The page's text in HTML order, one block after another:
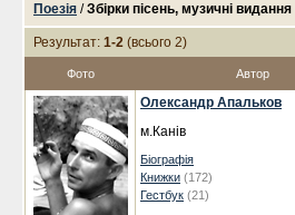
Поезія /Збірки пісень, музичні видання
Результат: 1-2 (всього 2)
Фото Автор
Олександр Апальков
м.Канів
Біографія
Книжки (172)
Гестбук (21)